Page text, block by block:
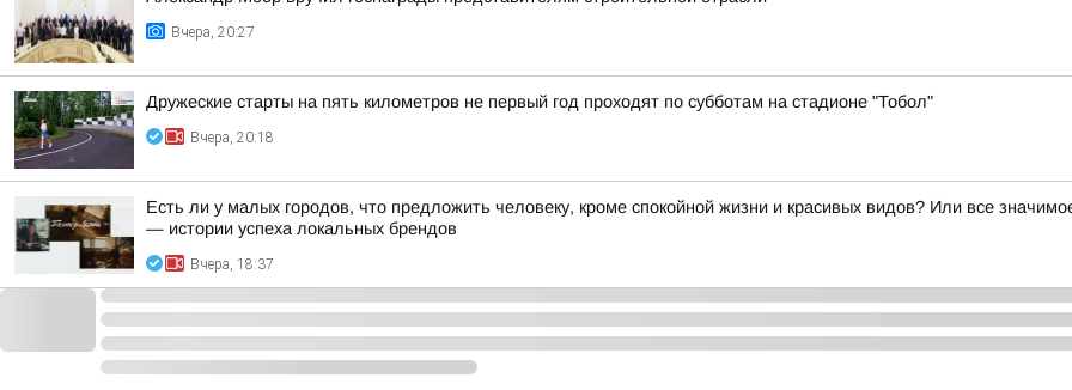
Вчера, 20:27
Дружеские старты на пять километров не первый год проходят по субботам на стадионе "Тобол"
Вчера, 20:18
Есть ли у малых городов, что предложить человеку, кроме спокойной жизни и красивых видов? Или все
— истории успеха локальных брендов
Вчера, 18:37